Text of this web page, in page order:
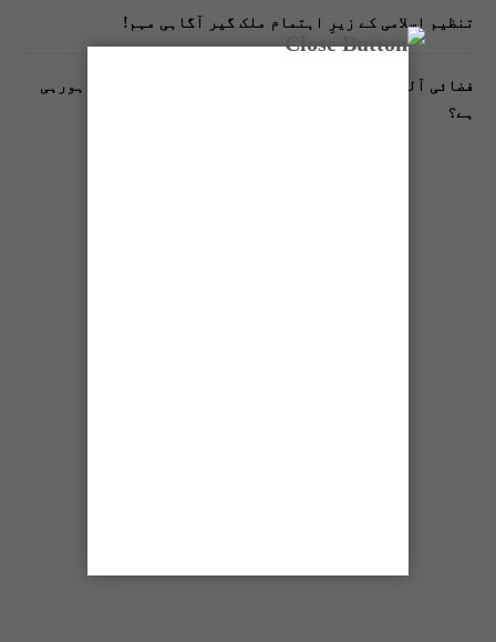
تنظیم اسلامی کے زیرِ اہتمام ملک گیر آگاہی مہم!
فضائی آلودگی انسانی دماغ کیلیے کیسے خطرناک ثابت ہورہی
ہے؟